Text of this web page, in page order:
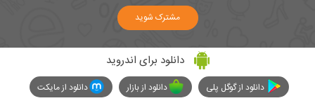
مشترک شوید
دانلود برای اندروید
دانلود از گوگل پلی دانلود از بازار دانلود از مایکت